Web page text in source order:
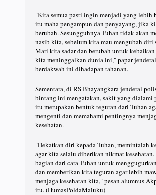
"Kita semua pasti ingin menjadi yang lebih
itu maha pengampun dan penyayang, jika
berubah. Sesungguhnya Tuhan tidak akan
nasib kita, sebelum kita mau mengubah diri
Mari kita sadar dan berubah untuk kebaikan
kita meninggalkan dunia ini," papar
berdakwah ini dihadapan tahanan.
Sementara, di RS Bhayangkara jenderal
bintang ini mengatakan, sakit yang dialami
itu merupakan bentuk teguran dari Tuhan
mengenti dan memahami pentingnya
kesehatan.
"Dekatkan diri kepada Tuhan, memintalah
agar kita selalu diberikan nikmat
bagian dari cara Tuhan untuk
dan memberikan kita teguran agar lebih
menjaga kesehatan kita," pesan alumnus
itu. (HumasPoldaMaluku)